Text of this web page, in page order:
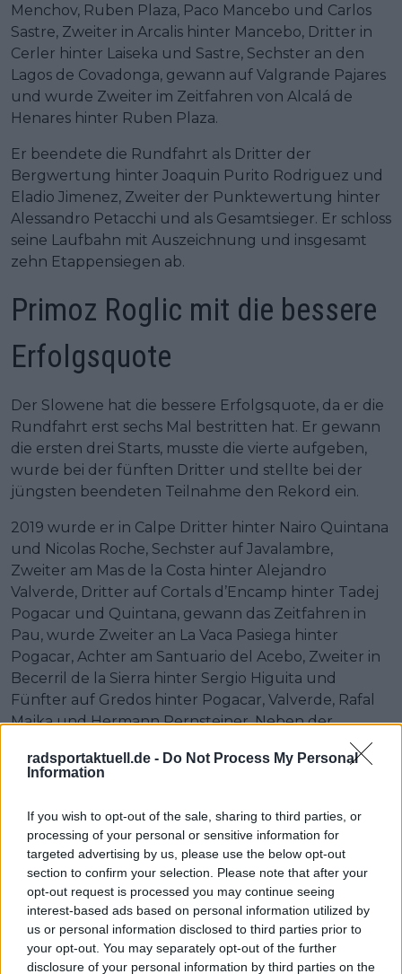
radsportaktuell.de - Do Not Process My Personal
Information
If you wish to opt-out of the sale, sharing to third parties, or
processing of your personal or sensitive information for
targeted advertising by us, please use the below opt-out
section to confirm your selection. Please note that after your
opt-out request is processed you may continue seeing
interest-based ads based on personal information utilized by
us or personal information disclosed to third parties prior to
your opt-out. You may separately opt-out of the further
disclosure of your personal information by third parties on the
Menchov, Ruben Plaza, Paco Mancebo und Carlos
Sastre, Zweiter in Arcalis hinter Mancebo, Dritter in
Cerler hinter Laiseka und Sastre, Sechster an den
Lagos de Covadonga, gewann auf Valgrande Pajares
und wurde Zweiter im Zeitfahren von Alcalá de
Henares hinter Ruben Plaza.
Er beendete die Rundfahrt als Dritter der
Bergwertung hinter Joaquin Purito Rodriguez und
Eladio Jimenez, Zweiter der Punktewertung hinter
Alessandro Petacchi und als Gesamtsieger. Er schloss
seine Laufbahn mit Auszeichnung und insgesamt
zehn Etappensiegen ab.
Primoz Roglic mit die bessere
Erfolgsquote
Der Slowene hat die bessere Erfolgsquote, da er die
Rundfahrt erst sechs Mal bestritten hat. Er gewann
die ersten drei Starts, musste die vierte aufgeben,
wurde bei der fünften Dritter und stellte bei der
jüngsten beendeten Teilnahme den Rekord ein.
2019 wurde er in Calpe Dritter hinter Nairo Quintana
und Nicolas Roche, Sechster auf Javalambre,
Zweiter am Mas de la Costa hinter Alejandro
Valverde, Dritter auf Cortals d’Encamp hinter Tadej
Pogacar und Quintana, gewann das Zeitfahren in
Pau, wurde Zweiter an La Vaca Pasiega hinter
Pogacar, Achter am Santuario del Acebo, Zweiter in
Becerril de la Sierra hinter Sergio Higuita und
Fünfter auf Gredos hinter Pogacar, Valverde, Rafal
Majka und Hermann Pernsteiner. Neben der
Punktewertung.
wurde Zweiter in Lekunberri hinter Marc Soler und
erneut Zweiter an der Laguna Negra de Vinuesa
hinter Dan Martin. Auf der fünften Etappe in
Sabiñánigo wurde er Vierter hinter Tim Wellens,
Guillaume Martin und Thymen Arensman. Er fügte
zwei weitere Siege am Alto de Moncalvillo und in
Suances hinzu, wurde Fünfter am Angliru hinter